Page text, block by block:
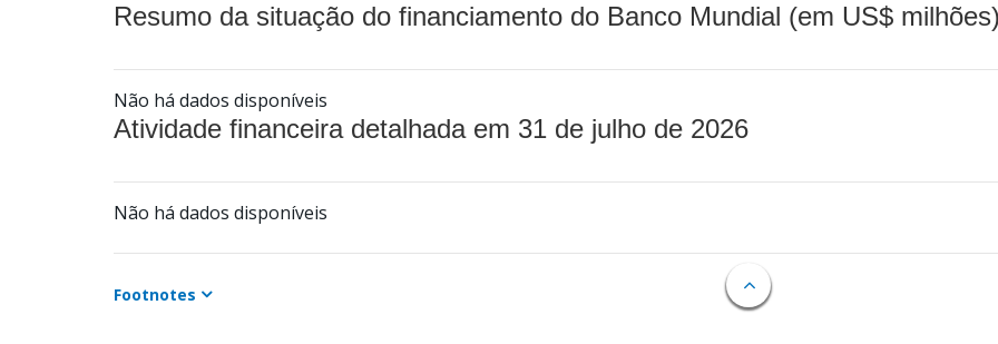
Resumo da situação do financiamento do Banco Mundial (em US$
Não há dados disponíveis
Atividade financeira detalhada em 31 de julho de 2026
Não há dados disponíveis
Footnotes